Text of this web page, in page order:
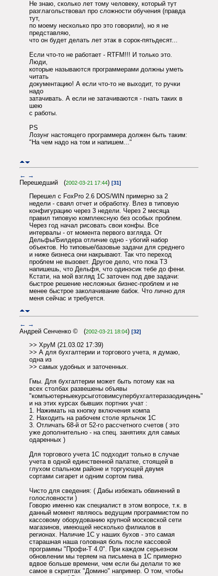
Не знаю, сколько лет тому человеку, который тут
разглагольствовал про сложности обучения (правда
тут,
по моему несколько про это говорили), но я не
представляю,
что он будет делать лет этак в сорок-пятьдесят...
Если что-то не работает - RTFM!!! И только это.
Люди,
которые называются программерами должны уметь
читать
документацию! А если что-то не выходит, то ручки
надо
затачивать. А если не затачиваются - гнать таких в
шею
с работы.
PS
Лозунг настоящего программера должен быть таким:
"На чем надо на том и напишем..."
← →
Перешедший (2002-03-21 17:44) [31]
Перешел с FoxPro 2.6 DOS/WIN примерно за 2
недели - сваял отчет и обработку. Влез в типовую
конфигурацию через 3 недели. Через 2 месяца
правил типовую комплексную без особых проблем.
Через год начал рисовать свои конфы. Все
интервалы - от момента первого взгляда. От
Дельфы/Билдера отличие одно - убогий набор
объектов. Но типовые/базовые задачи для среднего
и ниже бизнеса они накрывают. Так что переход
проблем не вызовет. Другое дело, что пока ТЗ
напишешь, что Дельфя, что одинэсик тебе до фени.
Кстати, на мой взгляд 1С заточен под две задачи:
быстрое решение несложных бизнес-проблем и не
менее быстрое заколачивание бабок. Что лично для
меня сейчас и требуется.
← →
Андрей Сенченко © (2002-03-21 18:04) [32]
>> XpyM (21.03.02 17:39)
>> А для бухгалтерии и торгового учета, я думаю,
одна из
>> самых удобных и заточенных.
Гмы. Для бухгалтерии может быть потому как на
всех столбах развешены объявы
"компьютерныекурсыготовимсупербухгалтеразаодиндень"
и на этих курсах бывших портних учат :
1. Нажимать на кнопку включения компа
2. Находить на рабочем столе ярлычок 1С
3. Отличать 68-й от 52-го рассчетного счетов ( это
уже дополнительно - на спец. занятиях для самых
одаренных )
Для торгового учета 1С подходит только в случае
учета в одной единственной палатке, стоящей в
глухом спальном районе и торгующей двумя
сортами сигарет и одним сортом пива.
Чисто для сведения: ( Дабы избежать обвинений в
голословности )
Говорю именно как специалист в этом вопросе, т.к. в
данный момент являюсь ведущим программистом по
кассовому оборудованию крупной московской сети
магазинов, имеющей несколько филиалов в
регионах. Наличие 1С у наших бухов - это самая
старашная наша головная боль после кассовой
программы "Профи-Т 4.0". При каждом серьезном
обновлении мы теряем на письмена в 1С примерно
вдвое больше времени, чем если бы делали то же
самое в скриптах "Домино" например. О том, чтобы